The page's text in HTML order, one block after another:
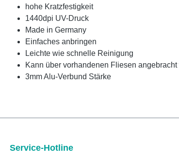
hohe Kratzfestigkeit
1440dpi UV-Druck
Made in Germany
Einfaches anbringen
Leichte wie schnelle Reinigung
Kann über vorhandenen Fliesen angebracht
3mm Alu-Verbund Stärke
Service-Hotline